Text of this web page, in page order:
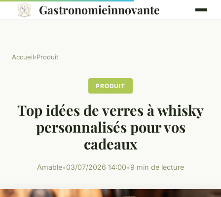
Gastronomieinnovante
Accueil›Produit
PRODUIT
Top idées de verres à whisky
personnalisés pour vos
cadeaux
Amable•03/07/2026 14:00•9 min de lecture